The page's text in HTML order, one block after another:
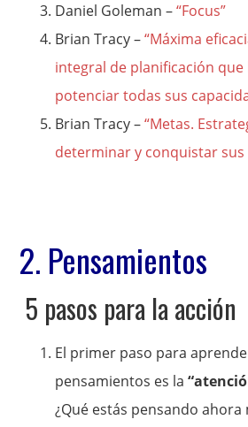
Daniel Goleman –“Focus”
Brian Tracy –“Máxima
integral de planificación
potenciar todas sus
Brian Tracy –“Metas.
determinar y conquistar sus
2. Pensamientos
5 pasos para la acción
El primer paso para
pensamientos es la
¿Qué estás pensando ahora